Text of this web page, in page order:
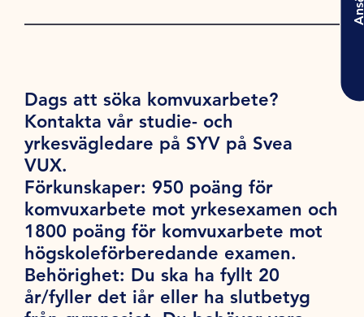
Dags att söka komvuxarbete?
Kontakta vår studie- och
yrkesvägledare på SYV på Svea
VUX.
Förkunskaper: 950 poäng för
komvuxarbete mot yrkesexamen och
1800 poäng för komvuxarbete mot
högskoleförberedande examen.
Behörighet: Du ska ha fyllt 20
år/fyller det iår eller ha slutbetyg